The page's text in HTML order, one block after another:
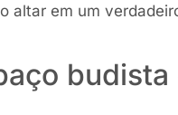
altar em um
budista